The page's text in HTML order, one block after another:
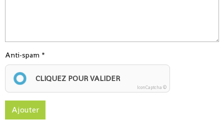
Anti-spam
CLIQUEZ POUR VALIDER
IconCaptcha ©
Ajouter